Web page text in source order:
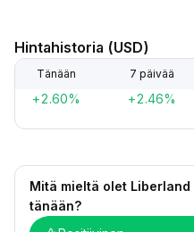
Hintahistoria (USD)
Tänään 7 päivää
+2.60% +2.46%
Mitä mieltä olet
tänään?